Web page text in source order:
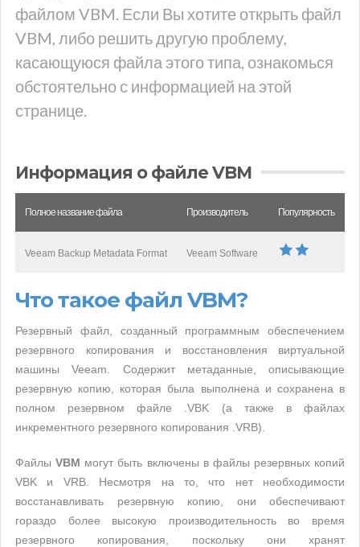
файлом VBM. Если Вы хотите открыть файл
VBM, либо решить другую проблему,
касающуюся файла этого типа, ознакомься
обстоятельно с информацией на этой
странице.
Информация о файле VBM
Полное название файла Производитель Популярность
Veeam Backup Metadata Format Veeam Software
Что такое файл VBM?
Резервный файл, созданный программным обеспечением
резервного копирования и восстановления виртуальной
машины Veeam. Содержит метаданные, описывающие
резервную копию, которая была выполнена и сохранена в
полном резервном файле .VBK (а также в файлах
инкрементного резервного копирования .VRB).
ФайлыVBM могут быть включены в файлы резервных копий
VBK и VRB. Несмотря на то, что нет необходимости
восстанавливать резервную копию, они обеспечивают
гораздо более высокую производительность во время
резервного копирования, поскольку они хранят